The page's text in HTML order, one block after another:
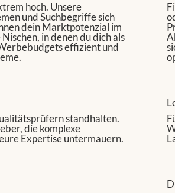
hoch. Unsere
und Suchbegriffe sich
dein Marktpotenzial im
in denen du dich als
effizient und
standhalten.
die komplexe
Expertise untermauern.